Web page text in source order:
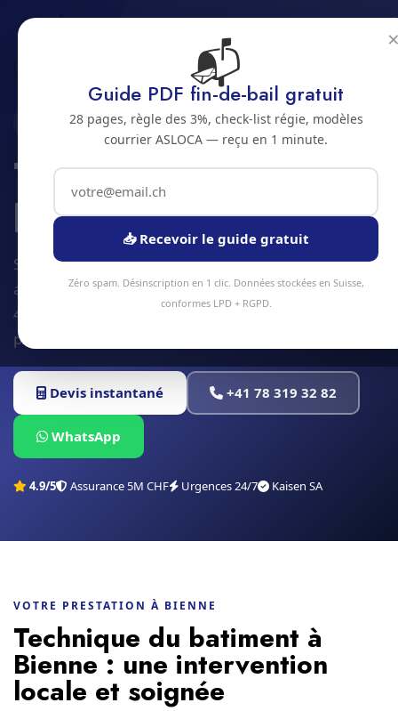
Technique du batiment
Bienne
2500 · JURA BERNOIS
Technique du
batiment a Bienne
Service technique du batiment à Bienne et
alentours. Devis gratuit sous 24h, intervention sous
48h en moyenne. Équipe locale, matériel
professionnel, tarifs transparents.
Devis instantané +41 78 319 32 82
WhatsApp
4.9/5 Assurance 5M CHF Urgences 24/7 Kaisen SA
VOTRE PRESTATION À BIENNE
Technique du batiment à
Bienne : une intervention
locale et soignée
📬
Guide PDF fin-de-bail gratuit
28 pages, règle des 3%, check-list régie, modèles
courrier ASLOCA — reçu en 1 minute.
📥 Recevoir le guide gratuit
Zéro spam. Désinscription en 1 clic. Données stockées en Suisse,
conformes LPD + RGPD.